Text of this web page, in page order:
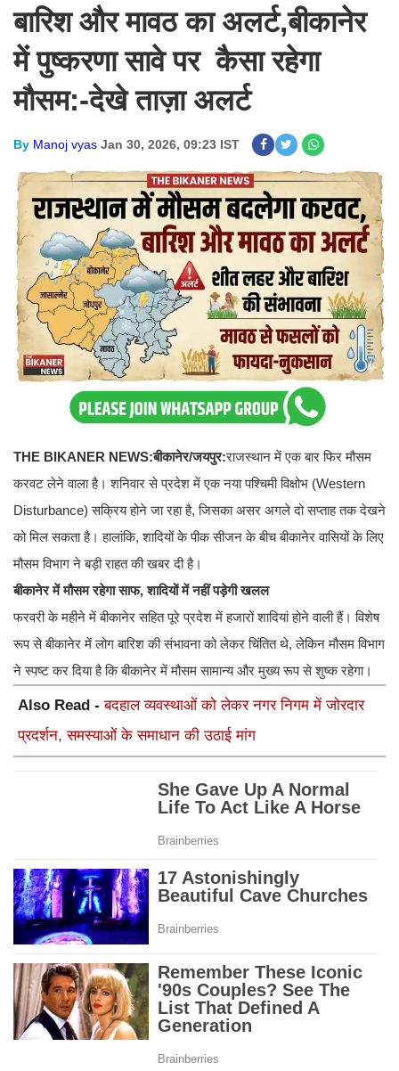
बारिश और मावठ का अलर्ट,बीकानेर
में पुष्करणा सावे पर कैसा रहेगा
मौसम:-देखे ताज़ा अलर्ट
By Manoj vyas Jan 30, 2026, 09:23 IST
THE BIKANER NEWS:बीकानेर/जयपुर:राजस्थान में एक बार फिर मौसम
करवट लेने वाला है। शनिवार से प्रदेश में एक नया पश्चिमी विक्षोभ (Western
Disturbance) सक्रिय होने जा रहा है, जिसका असर अगले दो सप्ताह तक देखने
को मिल सकता है। हालांकि, शादियों के पीक सीजन के बीच बीकानेर वासियों के लिए
मौसम विभाग ने बड़ी राहत की खबर दी है।
बीकानेर में मौसम रहेगा साफ, शादियों में नहीं पड़ेगी खलल
फरवरी के महीने में बीकानेर सहित पूरे प्रदेश में हजारों शादियां होने वाली हैं। विशेष
रूप से बीकानेर में लोग बारिश की संभावना को लेकर चिंतित थे, लेकिन मौसम विभाग
ने स्पष्ट कर दिया है कि बीकानेर में मौसम सामान्य और मुख्य रूप से शुष्क रहेगा।
Also Read -बदहाल व्यवस्थाओं को लेकर नगर निगम में जोरदार
प्रदर्शन, समस्याओं के समाधान की उठाई मांग